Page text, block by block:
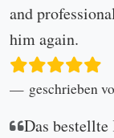
and
him again.
geschrieben
Das bestellte